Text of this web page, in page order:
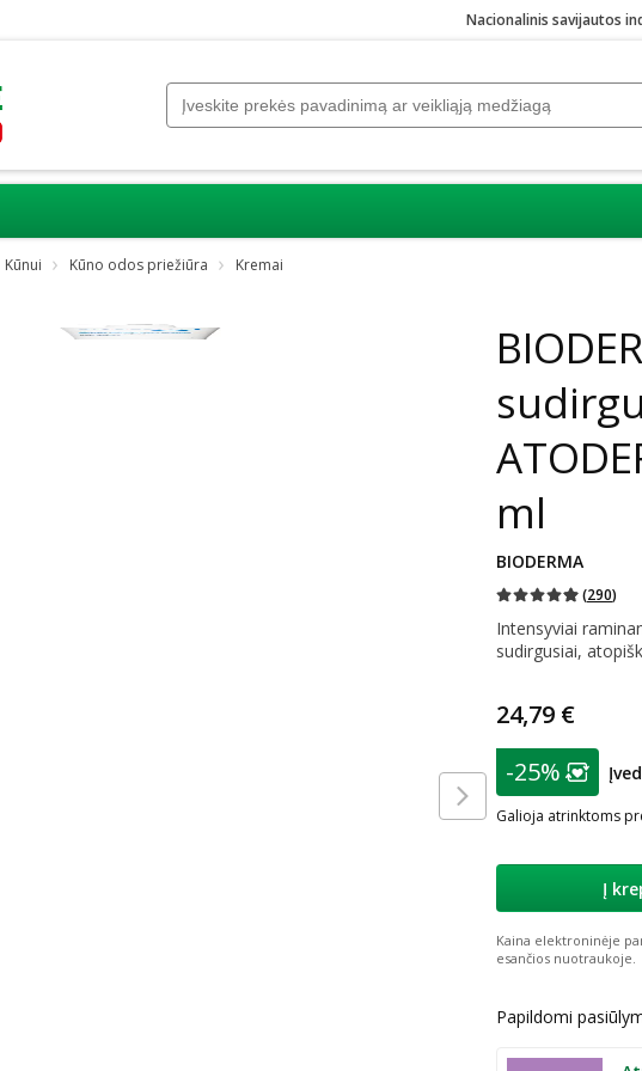
Nacionalinis savijautos
Kūnui Kūno odos priežiūra Kremai
ml
BIODERMA
(290)
Intensyviai
sudirgusiai,
24,79 €
patarimas
-25%
Galioja atrinktoms
Į
Kaina elektroninėje
esančios nuotraukoje.
Papildomi